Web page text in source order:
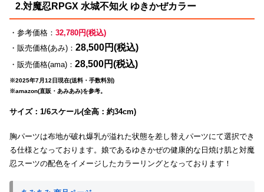
2.対魔忍RPGX 水城不知火 ゆきかぜカラー
・参考価格： 32,780円(税込)
・販売価格(あみ)： 28,500円(税込)
・販売価格(ama)： 28,500円(税込)
※2025年7月12日現在(送料・手数料別)
※amazon(直販・あみあみ)を参考。
サイズ：1/6スケール(全高：約34cm)
胸パーツは布地が破れ爆乳が溢れた状態を差し替えパーツにて選択でき
る仕様となっております。娘であるゆきかぜの健康的な日焼け肌と対魔
忍スーツの配色をイメージしたカラーリングとなっております！